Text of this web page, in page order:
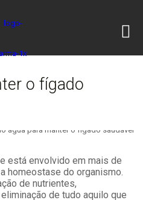
o fígado
está envolvido em mais de
homeostase do organismo.
de nutrientes,
de tudo aquilo que